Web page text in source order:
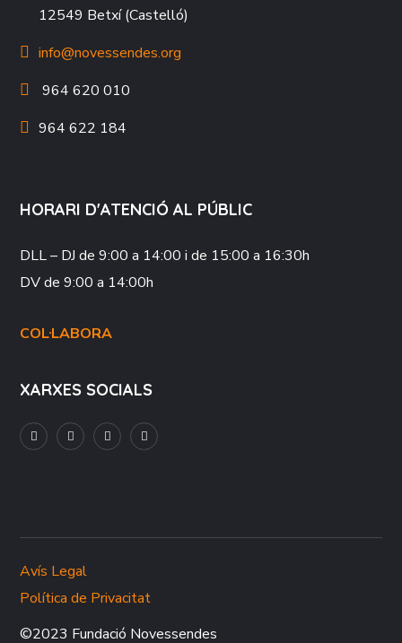
12549 Betxí (Castelló)
info@novessendes.org
964 620 010
964 622 184
HORARI D'ATENCIÓ AL PÚBLIC
DLL – DJde 9:00 a 14:00 i de 15:00 a 16:30h
DVde 9:00 a 14:00h
COL·LABORA
XARXES SOCIALS
Avís Legal
Política de Privacitat
©2023 Fundació Novessendes